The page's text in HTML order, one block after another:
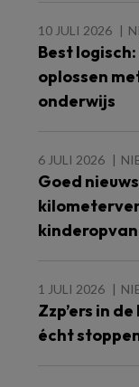
10 JULI 2026
Best
oplossen
onderwijs
6 JULI 2026
Goed
1 JULI 2026
Zzp’ers in
écht